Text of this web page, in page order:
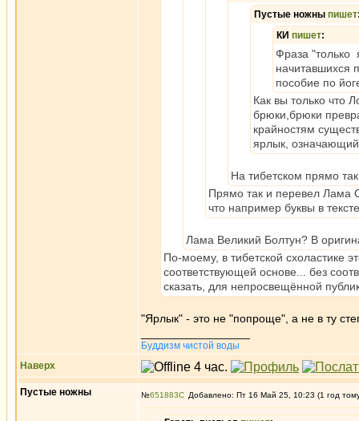
Пустые ножны пишет
КИ пишет:
Фраза "только
начитавшихся
пособие по
Как вы только что
брюки,брюки
крайностям
ярлык, означающий
На тибетском прямо
Прямо так и перевел Лама
что например буквы в
Лама Великий Болтун? В
По-моему, в тибетской схоластике
соответствующей основе... без
сказать, для непросвещённой
"Ярлык" - это не "попроще", а не в ту
Буддизм чистой воды
Наверх
Пустые ножны №651883 Добавлено: Пт 16 Май 25, 10:23 (1 год